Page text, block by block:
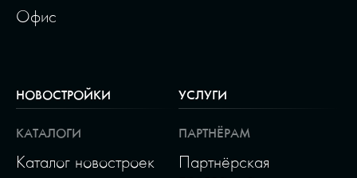
Офис
НОВОСТРОЙКИ
КАТАЛОГИ
Каталог новостроек
УСЛУГИ
ПАРТНЁРАМ
Партнёрская